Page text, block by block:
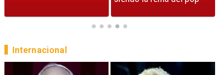
Internacional